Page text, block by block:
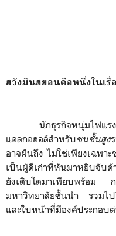
ฮวังมินฮยอนคือหนึ่งในเรื่
นักธุรกิจหนุ่มไฟแรงผู้เ
แอลกอฮอล์สำหรับชนชั้นสูง
อาจฝันถึง ไม่ใช่เพียงเฉพา
เป็นผู้ดีเก่าที่หันมาหยิบจับด้
ยังเติบโตมาเพียบพร้อม ก
มหาวิทยาลัยชั้นนำ รวมไป
และใบหน้าที่มีองค์ประกอบ